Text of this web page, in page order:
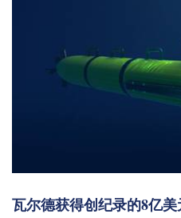
瓦尔德获得创纪录的8亿